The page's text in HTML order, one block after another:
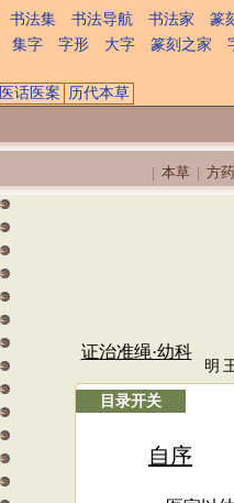
书法集 书法导航 书法家 篆
集字 字形 大字 篆刻之家
医话医案 历代本草
本草 方药
证治准绳·幼科
明
目录开关